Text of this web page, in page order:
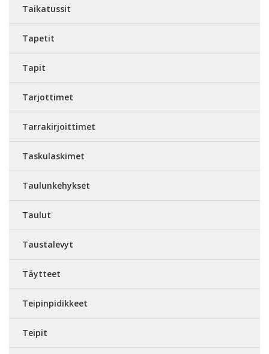
Taikatussit
Tapetit
Tapit
Tarjottimet
Tarrakirjoittimet
Taskulaskimet
Taulunkehykset
Taulut
Taustalevyt
Täytteet
Teipinpidikkeet
Teipit